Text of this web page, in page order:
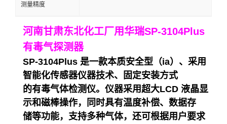
测量精度
河南甘肃东北化工厂用华瑞SP-3104Plus
有毒气探测器
SP-3104Plus 是一款本质安全型（ia）、采用
智能化传感器仪器技术、固定安装方式
的有毒气体检测仪。仪器采用超大LCD 液晶显
示和磁棒操作，同时具有温度补偿、数据存
储等功能，支持多种气体，还可根据用户要求